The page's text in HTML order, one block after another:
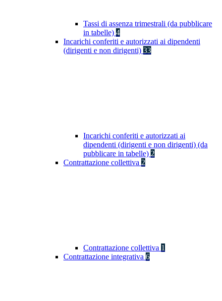
Tassi di assenza trimestrali (da pubblicare
in tabelle) 4
Incarichi conferiti e autorizzati ai dipendenti
(dirigenti e non dirigenti) 33
Incarichi conferiti e autorizzati ai
dipendenti (dirigenti e non dirigenti) (da
pubblicare in tabelle) 2
Contrattazione collettiva 2
Contrattazione collettiva 1
Contrattazione integrativa 6